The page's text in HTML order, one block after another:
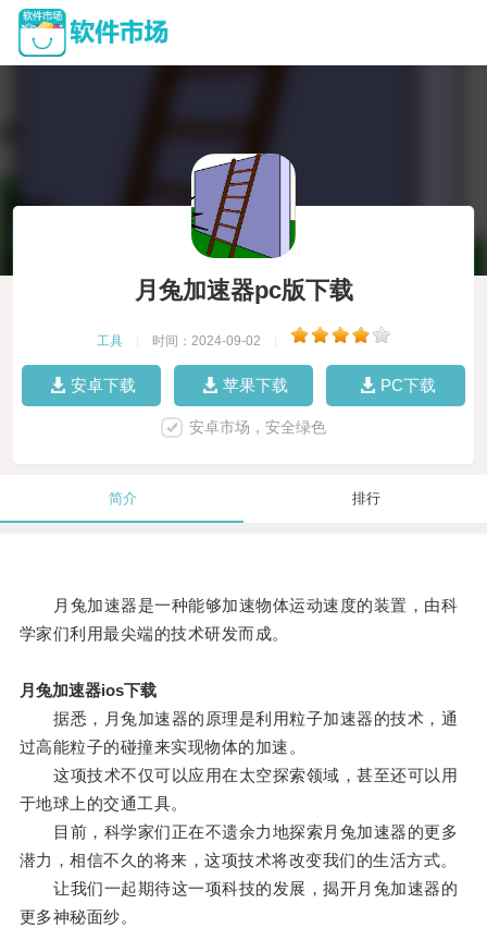
月兔加速器pc版下载
工具 时间：2024-09-02
安卓下载 苹果下载 PC下载
安卓市场，安全绿色
简介 排行
月兔加速器是一种能够加速物体运动速度的装置，由科
学家们利用最尖端的技术研发而成。
月兔加速器ios下载
据悉，月兔加速器的原理是利用粒子加速器的技术，通
过高能粒子的碰撞来实现物体的加速。
这项技术不仅可以应用在太空探索领域，甚至还可以用
于地球上的交通工具。
目前，科学家们正在不遗余力地探索月兔加速器的更多
潜力，相信不久的将来，这项技术将改变我们的生活方式。
让我们一起期待这一项科技的发展，揭开月兔加速器的
更多神秘面纱。